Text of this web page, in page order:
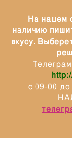
На нашем
наличию
вкусу.
с 09-00